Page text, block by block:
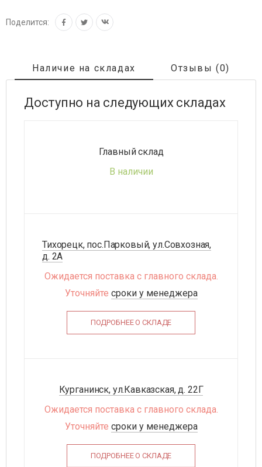
Поделится:
Наличие на складах Отзывы (0)
Доступно на следующих складах
Главный склад
В наличии
Тихорецк, пос.Парковый, ул.Совхозная,
д. 2А
Ожидается поставка с главного склада.
Уточняйте сроки у менеджера
ПОДРОБНЕЕ О СКЛАДЕ
Курганинск, ул.Кавказская, д. 22Г
Ожидается поставка с главного склада.
Уточняйте сроки у менеджера
ПОДРОБНЕЕ О СКЛАДЕ